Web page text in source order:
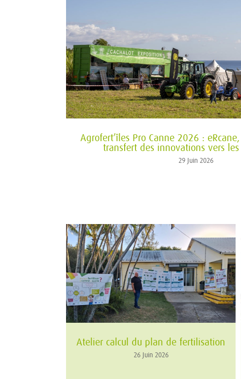
Agrofert’îles Pro Canne 2026 :
transfert des innovations vers
29 Juin 2026
Atelier calcul du plan de fertilisation
26 Juin 2026